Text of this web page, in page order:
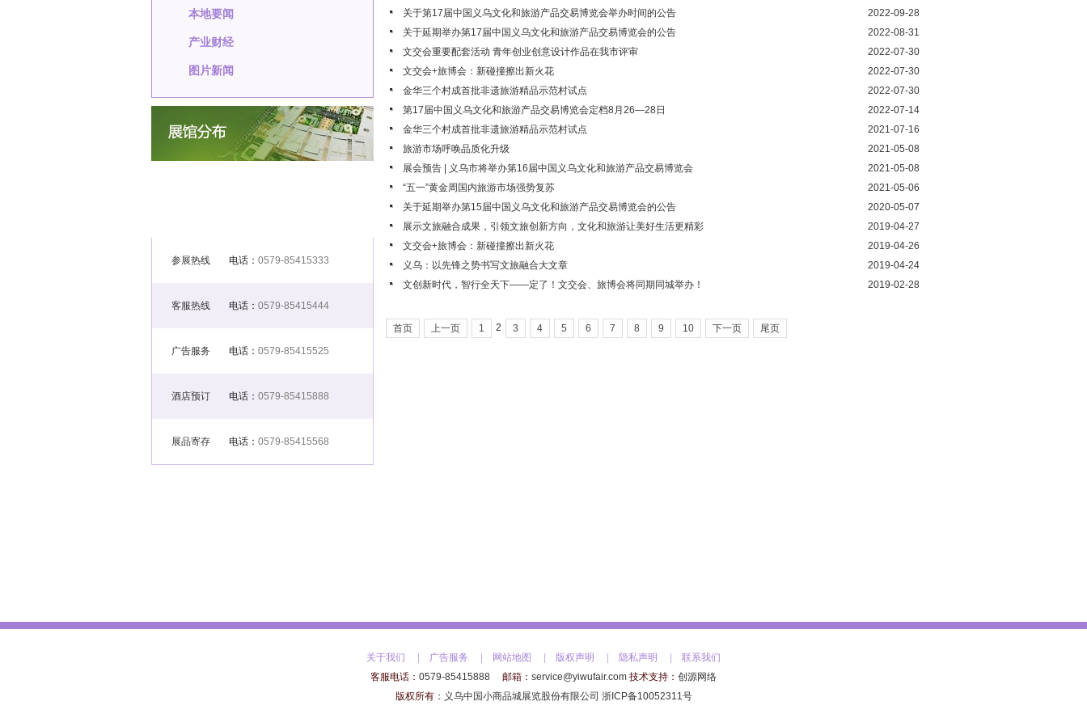
本地要闻
产业财经
图片新闻
参展热线 电话： 0579-85415333
客服热线 电话： 0579-85415444
广告服务 电话： 0579-85415525
酒店预订 电话： 0579-85415888
展品寄存 电话： 0579-85415568
关于第17届中国义乌文化和旅游产品交易博览会举办时间的公告
2022-09-28
关于延期举办第17届中国义乌文化和旅游产品交易博览会的公告
2022-08-31
文交会重要配套活动 青年创业创意设计作品在我市评审
2022-07-30
文交会+旅博会：新碰撞擦出新火花
2022-07-30
金华三个村成首批非遗旅游精品示范村试点
2022-07-30
第17届中国义乌文化和旅游产品交易博览会定档8月26—28日
2022-07-14
金华三个村成首批非遗旅游精品示范村试点
2021-07-16
旅游市场呼唤品质化升级
2021-05-08
展会预告 | 义乌市将举办第16届中国义乌文化和旅游产品交易博览会
2021-05-08
“五一”黄金周国内旅游市场强势复苏
2021-05-06
关于延期举办第15届中国义乌文化和旅游产品交易博览会的公告
2020-05-07
展示文旅融合成果，引领文旅创新方向，文化和旅游让美好生活更精彩
2019-04-27
文交会+旅博会：新碰撞擦出新火花
2019-04-26
义乌：以先锋之势书写文旅融合大文章
2019-04-24
文创新时代，智行全天下——定了！文交会、旅博会将同期同城举办！
2019-02-28
首页 上一页 1 2 3 4 5 6 7 8 9 10 下一页 尾页
关于我们 广告服务 网站地图 版权声明 隐私声明
联系我们
客服电话： 0579-85415888 邮箱： service@yiwufair.com 技术支持： 创源网络
版权所有： 义乌中国小商品城展览股份有限公司 浙ICP备10052311号